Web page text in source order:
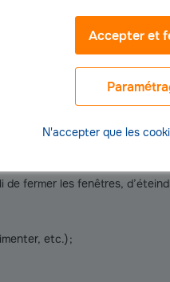
Accepter et
N'accepter que les
à
lui doivent être régulièrement
Comment savoir si les
comme la toilette ;
fermer les fenêtres,
etc.) ;